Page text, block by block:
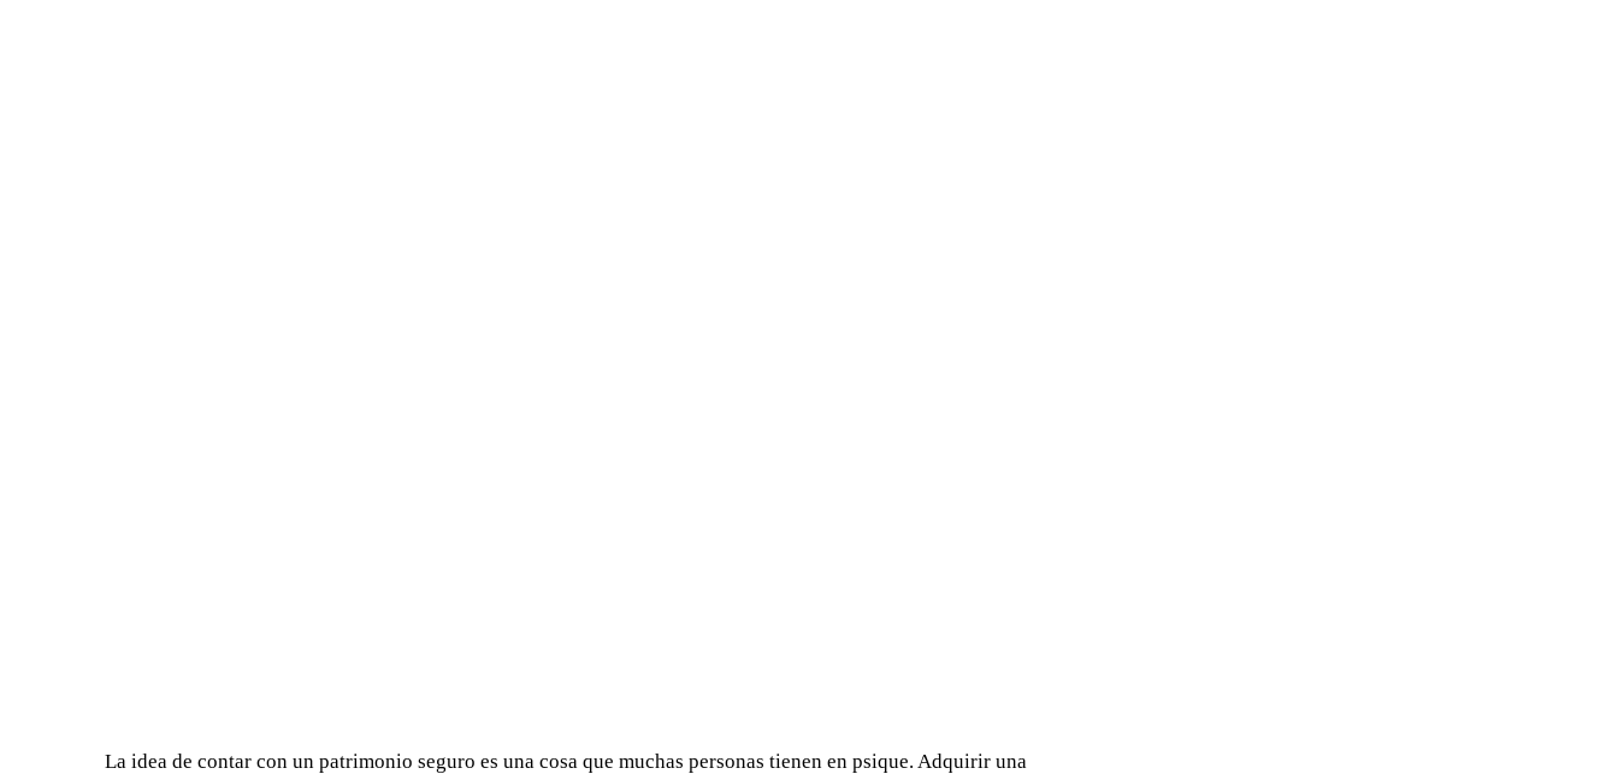
La idea de contar con un patrimonio seguro es una cosa que muchas personas tienen en psique. Adquirir una